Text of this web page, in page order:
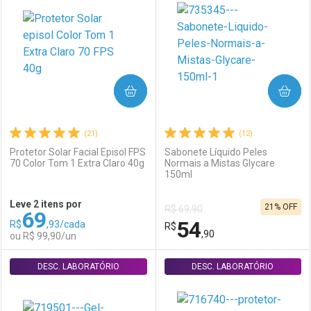
Laboratório
Comprar sem Desconto
Por R$ 108,49/cada
Por Menos
Comprar sem Desconto
Por R$ 108,49/cada
Laboratório
Comprar sem Desconto
Por R$ 89,99/cada
Por Menos
Comprar sem Desconto
Por R$ 89,99/cada
(21)
Protetor Solar Facial Episol FPS
70 Color Tom 1 Extra Claro 40g
Leve 2 itens por
R$69,93/cada
ou R$ 99,90/un
COMPRAR
(12)
Sabonete Líquido Peles
Normais a Mistas Glycare
150ml
R$ 69,90
R$54,90
21% OFF
COMPRAR
DESC. LABORATÓRIO DESC. LABORATÓRIO